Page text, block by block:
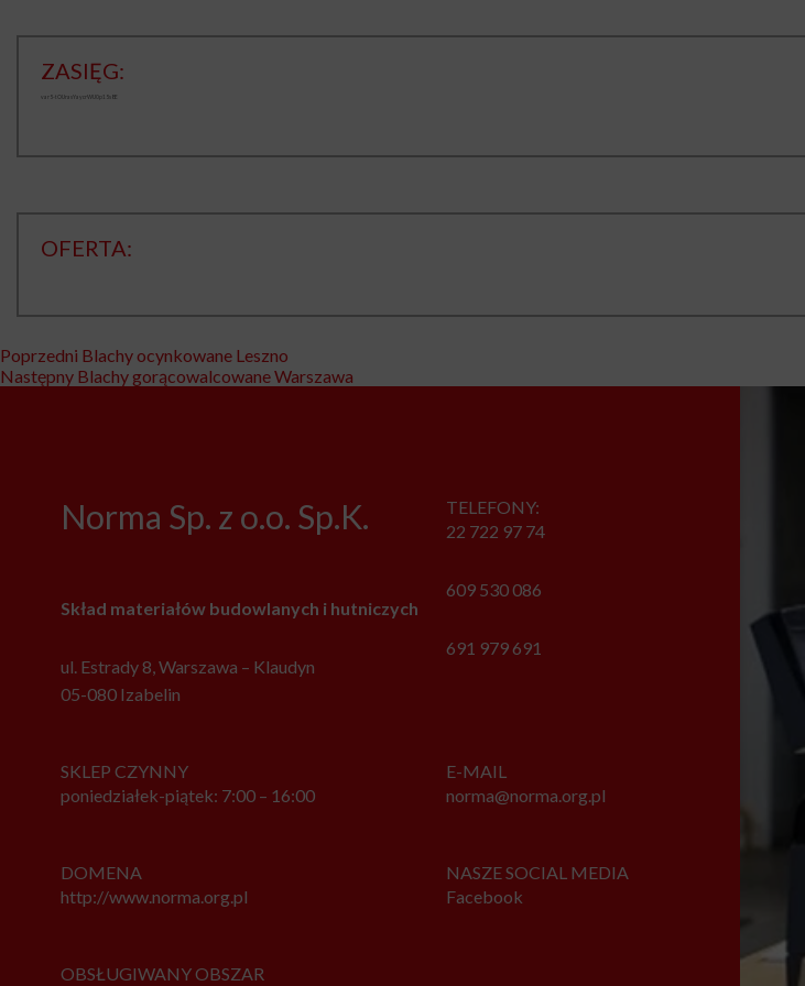
ZASIĘG:
var5-tOUrasYaycrWU0p15s8E
OFERTA:
Nawigacja
wpisu
Poprzedni Poprzedni
wpis:
Blachy ocynkowane Leszno
Następny Następny
Blachy gorącowalcowane Warszawa
Norma Sp. z o.o. Sp.K.
Skład materiałów budowlanych i hutniczych
ul. Estrady 8, Warszawa – Klaudyn
05-080 Izabelin
TELEFONY:
22 722 97 74
609 530 086
691 979 691
SKLEP CZYNNY
poniedziałek-piątek: 7:00 – 16:00
E-MAIL
norma@norma.org.pl
DOMENA
http://www.norma.org.pl
NASZE SOCIAL MEDIA
Facebook
OBSŁUGIWANY OBSZAR